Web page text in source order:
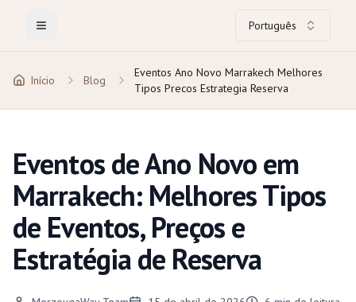
Toggle Menu Português
Início Blog
Eventos Ano Novo Marrakech Melhores
Tipos Precos Estrategia Reserva
Eventos de Ano Novo em
Marrakech: Melhores Tipos
de Eventos, Preços e
Estratégia de Reserva